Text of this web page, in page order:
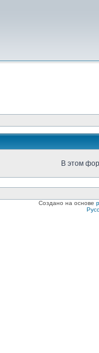
В этом
Создано на основе